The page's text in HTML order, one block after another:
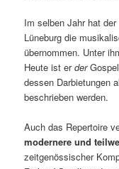
Im selben Jahr hat
Lüneburg die
übernommen. Unter
Heute ist erder
dessen Darbietungen
beschrieben werden.
Auch das Repertoire
modernere und
zeitgenössischer